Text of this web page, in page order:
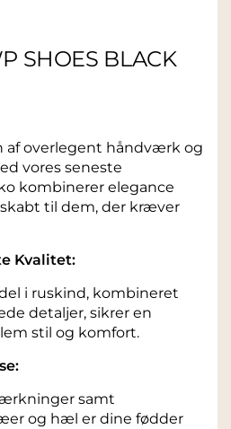
SHOES BLACK
af overlegent håndværk og
vores seneste
kombinerer elegance
til dem, der kræver
Kvalitet:
i ruskind, kombineret
detaljer, sikrer en
stil og komfort.
samt
og hæl er dine fødder